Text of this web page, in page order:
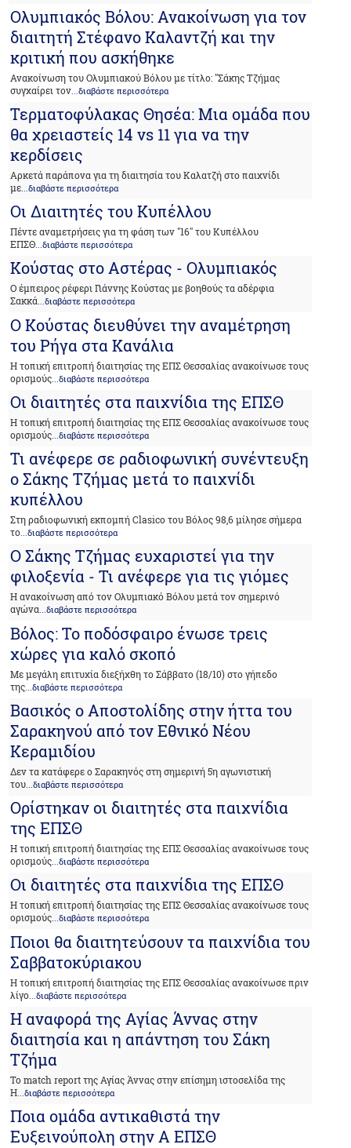
Ολυμπιακός Βόλου: Ανακοίνωση για τον
διαιτητή Στέφανο Καλαντζή και την
κριτική που ασκήθηκε
Ανακοίνωση του Ολυμπιακού Βόλου με τίτλο: "Σάκης Τζήμας
συγχαίρει τον ...διαβάστε περισσότερα
Τερματοφύλακας Θησέα: Μια ομάδα που
θα χρειαστείς 14 vs 11 για να την
κερδίσεις
Αρκετά παράπονα για τη διαιτησία του Καλατζή στο παιχνίδι
με...διαβάστε περισσότερα
Οι Διαιτητές του Κυπέλλου
Πέντε αναμετρήσεις για τη φάση των "16" του Κυπέλλου
ΕΠΣΘ...διαβάστε περισσότερα
Κούστας στο Αστέρας - Ολυμπιακός
Ο έμπειρος ρέφερι Γιάννης Κούστας με βοηθούς τα αδέρφια
Σακκά...διαβάστε περισσότερα
Ο Κούστας διευθύνει την αναμέτρηση
του Ρήγα στα Κανάλια
Η τοπική επιτροπή διαιτησίας της ΕΠΣ Θεσσαλίας ανακοίνωσε τους
ορισμούς ...διαβάστε περισσότερα
Οι διαιτητές στα παιχνίδια της ΕΠΣΘ
Η τοπική επιτροπή διαιτησίας της ΕΠΣ Θεσσαλίας ανακοίνωσε τους
ορισμούς...διαβάστε περισσότερα
Τι ανέφερε σε ραδιοφωνική συνέντευξη
ο Σάκης Τζήμας μετά το παιχνίδι
κυπέλλου
Στη ραδιοφωνική εκπομπή Clasico του Βόλος 98,6 μίλησε σήμερα
το...διαβάστε περισσότερα
Ο Σάκης Τζήμας ευχαριστεί για την
φιλοξενία - Τι ανέφερε για τις γιόμες
Η ανακοίνωση από τον Ολυμπιακό Βόλου μετά τον σημερινό
αγώνα...διαβάστε περισσότερα
Βόλος: Το ποδόσφαιρο ένωσε τρεις
χώρες για καλό σκοπό
Με μεγάλη επιτυχία διεξήχθη το Σάββατο (18/10) στο γήπεδο
της ...διαβάστε περισσότερα
Βασικός ο Αποστολίδης στην ήττα του
Σαρακηνού από τον Εθνικό Νέου
Κεραμιδίου
Δεν τα κατάφερε ο Σαρακηνός στη σημερινή 5η αγωνιστική
του...διαβάστε περισσότερα
Ορίστηκαν οι διαιτητές στα παιχνίδια
της ΕΠΣΘ
Η τοπική επιτροπή διαιτησίας της ΕΠΣ Θεσσαλίας ανακοίνωσε τους
ορισμούς...διαβάστε περισσότερα
Οι διαιτητές στα παιχνίδια της ΕΠΣΘ
Η τοπική επιτροπή διαιτησίας της ΕΠΣ Θεσσαλίας ανακοίνωσε τους
ορισμούς...διαβάστε περισσότερα
Ποιοι θα διαιτητεύσουν τα παιχνίδια του
Σαββατοκύριακου
Η τοπική επιτροπή διαιτησίας της ΕΠΣ Θεσσαλίας ανακοίνωσε πριν
λίγο ...διαβάστε περισσότερα
Η αναφορά της Αγίας Άννας στην
διαιτησία και η απάντηση του Σάκη
Τζήμα
Το match report της Αγίας Άννας στην επίσημη ιστοσελίδα της
Η...διαβάστε περισσότερα
Ποια ομάδα αντικαθιστά την
Ευξεινούπολη στην Α ΕΠΣΘ